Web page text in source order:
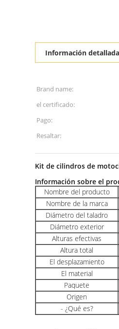
Información detallada
Brand name:
el certificado:
Pago:
Resaltar:
Kit de cilindros de
Información sobre el
Nombre del producto
Nombre de la marca
Diámetro del taladro
Diámetro exterior
Alturas efectivas
Altura total
El desplazamiento
El material
Paquete
Origen
- ¿Qué es?